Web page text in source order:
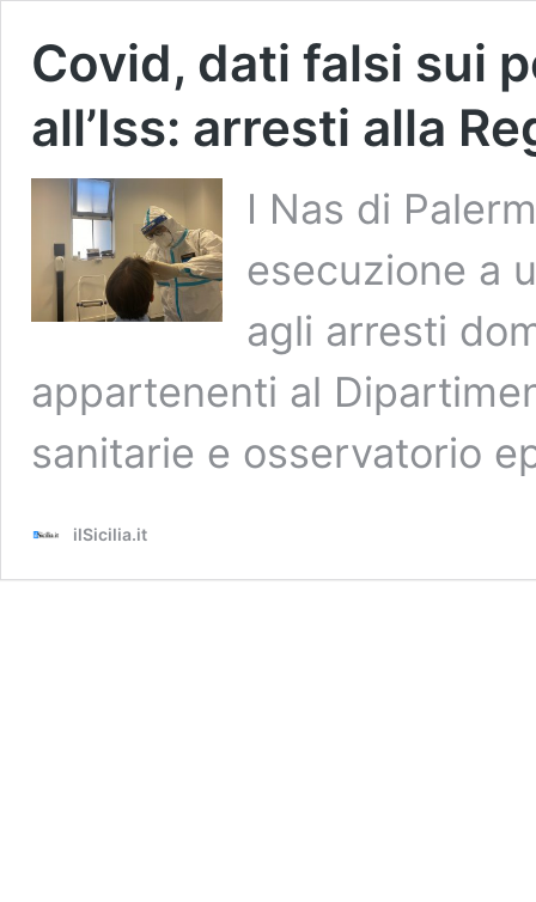
Covid, dati falsi sui
all’Iss: arresti alla
I Nas di
esecuzione a
agli arresti
appartenenti al
sanitarie e osservatorio
ilSicilia.it